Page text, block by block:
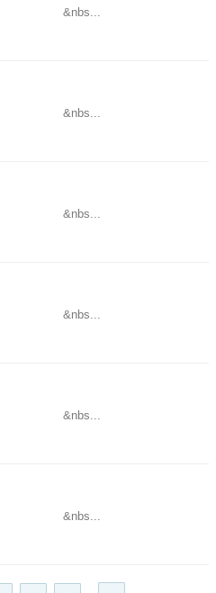
&nbs...
&nbs...
&nbs...
&nbs...
&nbs...
&nbs...